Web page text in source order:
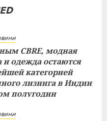
CBRE, модная
и одежда остаются
категорией
лизинга в Индии
полугодии